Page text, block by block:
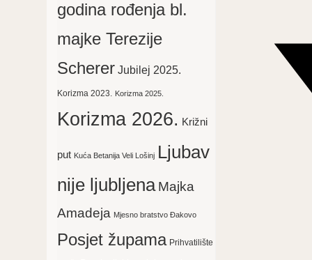
godina rođenja bl.
majke Terezije
Scherer Jubilej 2025.
Korizma 2023. Korizma 2025.
Korizma 2026. Križni
put Kuća Betanija Veli Lošinj Ljubav
nije ljubljena Majka
Amadeja Mjesno bratstvo Đakovo
Posjet župama Prihvatilište